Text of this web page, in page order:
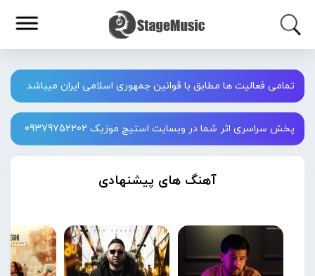
تمامی فعالیت ها مطابق با قوانین جمهوری اسلامی ایران میباشد
پخش سراسری اثر شما در وبسایت استیج موزیک 09379752202
آهنگ های پیشنهادی